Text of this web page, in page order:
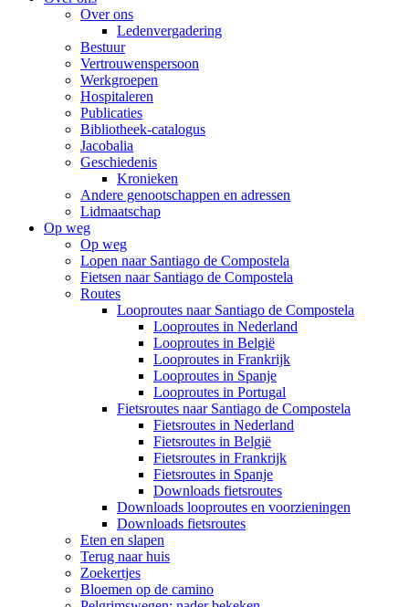
Over ons
Ledenvergadering
Bestuur
Vertrouwenspersoon
Werkgroepen
Hospitaleren
Publicaties
Bibliotheek-catalogus
Jacobalia
Geschiedenis
Kronieken
Andere genootschappen en adressen
Lidmaatschap
Op weg
Op weg
Lopen naar Santiago de Compostela
Fietsen naar Santiago de Compostela
Routes
Looproutes naar Santiago de Compostela
Looproutes in Nederland
Looproutes in België
Looproutes in Frankrijk
Looproutes in Spanje
Looproutes in Portugal
Fietsroutes naar Santiago de Compostela
Fietsroutes in Nederland
Fietsroutes in België
Fietsroutes in Frankrijk
Fietsroutes in Spanje
Downloads fietsroutes
Downloads looproutes en voorzieningen
Downloads fietsroutes
Eten en slapen
Terug naar huis
Zoekertjes
Bloemen op de camino